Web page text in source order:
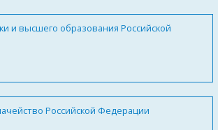
и высшего образования Российской
Российской Федерации